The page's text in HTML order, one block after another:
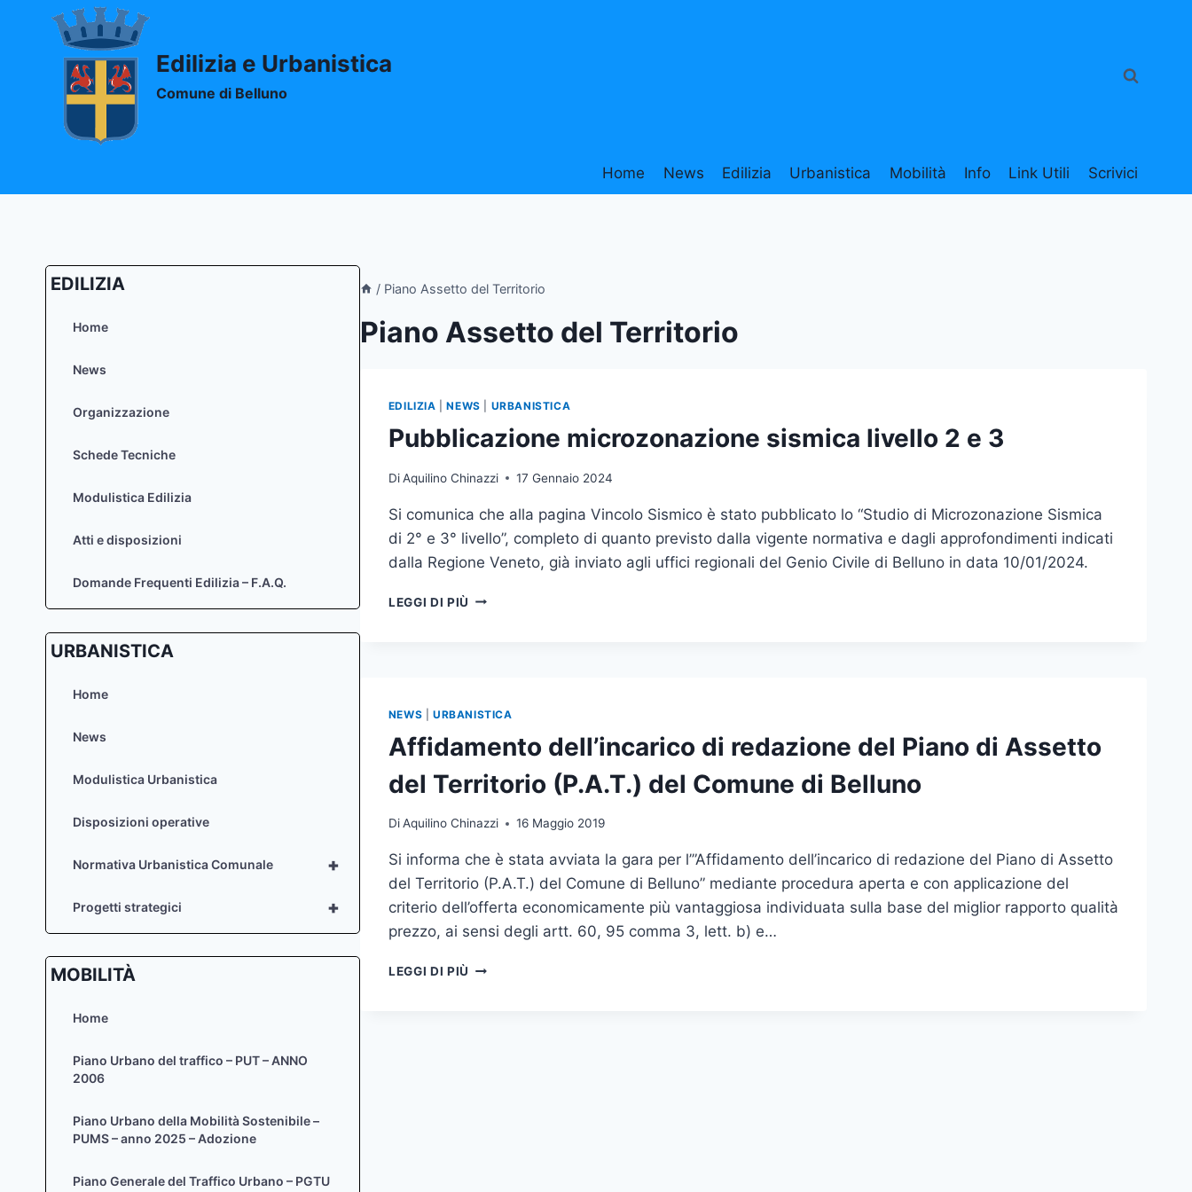
contenuto
Edilizia e Urbanistica
Comune di Belluno
Home News Edilizia Urbanistica Mobilità Info Link Utili Scrivici
/ Piano Assetto del Territorio
Piano Assetto del Territorio
EDILIZIA |NEWS URBANISTICA
Pubblicazione microzonazione sismica livello 2 e 3
DiAquilino Chinazzi 17 Gennaio 2024
Si comunica che alla pagina Vincolo Sismico è stato pubblicato lo “Studio di Microzonazione Sismica
di 2° e 3° livello”, completo di quanto previsto dalla vigente normativa e dagli approfondimenti indicati
dalla Regione Veneto, già inviato agli uffici regionali del Genio Civile di Belluno in data 10/01/2024.
LEGGI DI PIÙ PUBBLICAZIONE
3
NEWS |URBANISTICA
Affidamento dell’incarico di redazione del Piano di Assetto
del Territorio (P.A.T.) del Comune di Belluno
DiAquilino Chinazzi 16 Maggio 2019
Si informa che è stata avviata la gara per l’”Affidamento dell’incarico di redazione del Piano di Assetto
del Territorio (P.A.T.) del Comune di Belluno” mediante procedura aperta e con applicazione del
criterio dell’offerta economicamente più vantaggiosa individuata sulla base del miglior rapporto qualità
prezzo, ai sensi degli artt. 60, 95 comma 3, lett. b) e…
LEGGI DI PIÙ AFFIDAMENTO
EDILIZIA
Home
News
Organizzazione
Schede Tecniche
Modulistica Edilizia
Atti e disposizioni
Domande Frequenti Edilizia – F.A.Q.
URBANISTICA
Home
News
Modulistica Urbanistica
Disposizioni operative
+
Normativa Urbanistica Comunale
+
Progetti strategici
MOBILITÀ
Home
Piano Urbano del traffico – PUT – ANNO
2006
Piano Urbano della Mobilità Sostenibile –
PUMS – anno 2025 – Adozione
Piano Generale del Traffico Urbano – PGTU